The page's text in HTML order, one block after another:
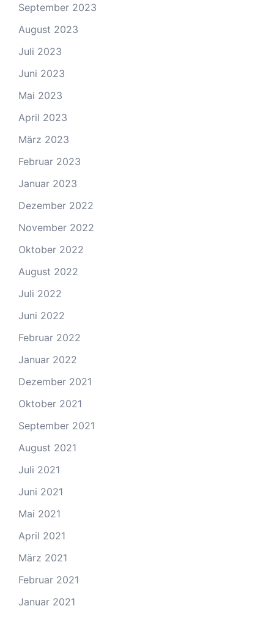
September 2023
August 2023
Juli 2023
Juni 2023
Mai 2023
April 2023
März 2023
Februar 2023
Januar 2023
Dezember 2022
November 2022
Oktober 2022
August 2022
Juli 2022
Juni 2022
Februar 2022
Januar 2022
Dezember 2021
Oktober 2021
September 2021
August 2021
Juli 2021
Juni 2021
Mai 2021
April 2021
März 2021
Februar 2021
Januar 2021